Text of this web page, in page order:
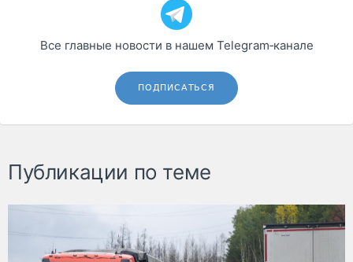
Все главные новости в нашем Telegram‑канале
ПОДПИСАТЬСЯ
Публикации по теме